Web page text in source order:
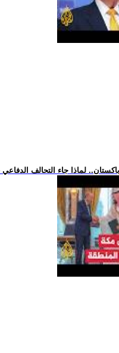
وباكستان.. لماذا جاء التحالف